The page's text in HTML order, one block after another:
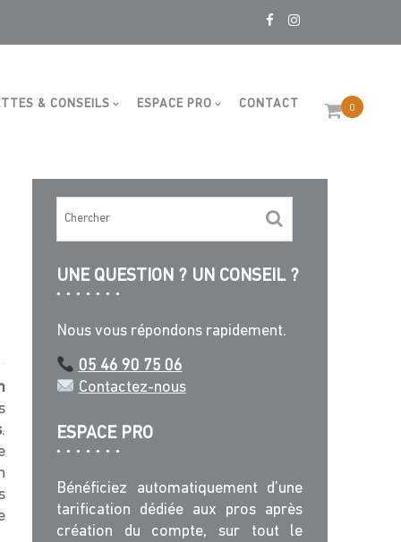
0
& CONSEILS ESPACE PRO CONTACT
.
UNE QUESTION ? UN CONSEIL ?
Nous vous répondons rapidement.
05 46 90 75 06
Contactez-nous
ESPACE PRO
Bénéficiez automatiquement d’une
tarification dédiée aux pros après
création du compte, sur tout le